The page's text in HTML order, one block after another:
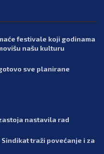
festivale koji godinama
našu kulturu
sve planirane
nastavila rad
traži povećanje i za